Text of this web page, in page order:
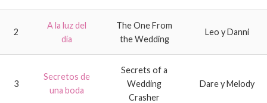
2
A la luz del
día
The One From
the Wedding
Leo y Danni
3
Secretos de
una boda
Secrets of a
Wedding
Crasher
Dare y Melody